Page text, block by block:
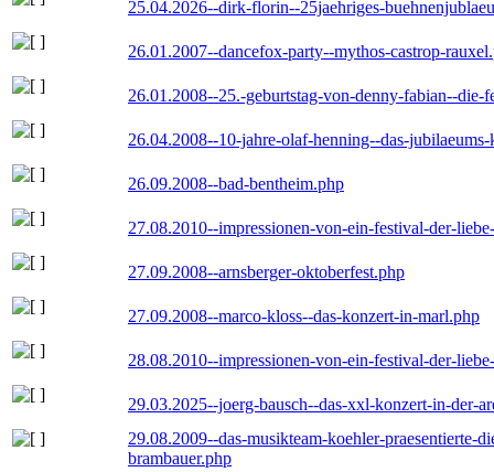
25.04.2026--dirk-florin--25jaehriges-
26.01.2007--dancefox-party--mythos-castrop-
26.01.2008--25.-geburtstag-von-denny-fabian--die-
26.04.2008--10-jahre-olaf-henning--das-
26.09.2008--bad-bentheim.php
27.08.2010--impressionen-von-ein-festival-der-
27.09.2008--arnsberger-oktoberfest.php
27.09.2008--marco-kloss--das-konzert-in-marl.php
28.08.2010--impressionen-von-ein-festival-der-
29.03.2025--joerg-bausch--das-xxl-konzert-in-der-
29.08.2009--das-musikteam-koehler-praesentierte-
brambauer.php